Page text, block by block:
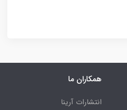
همکاران ما
انتشارات آرینا